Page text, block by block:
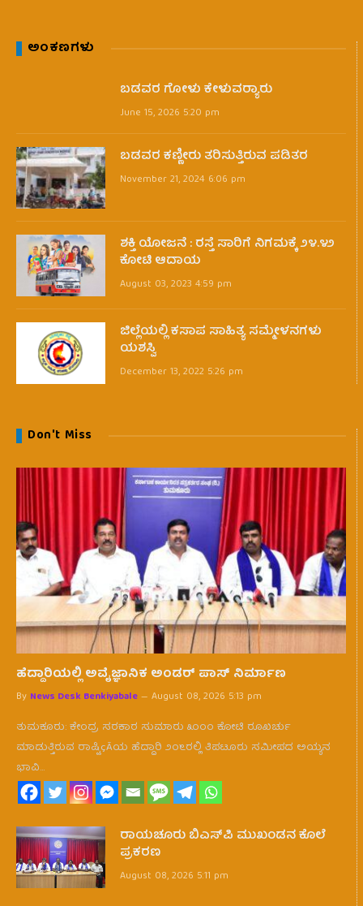
ಅಂಕಣಗಳು
ಬಡವರ ಗೋಳು ಕೇಳುವರ‍್ಯಾರು
June 15, 2026 5:20 pm
ಬಡವರ ಕಣ್ಣೀರು ತರಿಸುತ್ತಿರುವ ಪಡಿತರ
November 21, 2024 6:06 pm
ಶಕ್ತಿ ಯೋಜನೆ : ರಸ್ತೆ ಸಾರಿಗೆ ನಿಗಮಕ್ಕೆ ೨೪.೪೨
ಕೋಟಿ ಆದಾಯ
August 03, 2023 4:59 pm
ಜಿಲ್ಲೆಯಲ್ಲಿ ಕಸಾಪ ಸಾಹಿತ್ಯ ಸಮ್ಮೇಳನಗಳು
ಯಶಸ್ವಿ
December 13, 2022 5:26 pm
Don't Miss
ಹೆದ್ದಾರಿಯಲ್ಲಿ ಅವೈಜ್ಞಾನಿಕ ಅಂಡರ್ ಪಾಸ್ ನಿರ್ಮಾಣ
By News Desk Benkiyabale August 08, 2026 5:13 pm
ತುಮಕೂರು: ಕೇಂದ್ರ ಸರಕಾರ ಸುಮಾರು ೩೦೦೦ ಕೋಟಿ ರೂಖರ್ಚು
ಮಾಡುತ್ತಿರುವ ರಾಷ್ಟಿçÃಯ ಹೆದ್ದಾರಿ ೨೦೬ರಲ್ಲಿ ತಿಪಟೂರು ಸಮೀಪದ ಅಯ್ಯನ
ಭಾವಿ…
ರಾಯಚೂರು ಬಿಎಸ್‌ಪಿ ಮುಖಂಡನ ಕೊಲೆ
ಪ್ರಕರಣ
August 08, 2026 5:11 pm